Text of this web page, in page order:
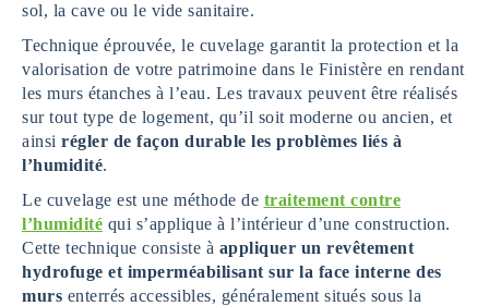
sol, la cave ou le vide sanitaire.
Technique éprouvée, le cuvelage garantit la protection et la
valorisation de votre patrimoine dans le Finistère en rendant
les murs étanches à l’eau. Les travaux peuvent être réalisés
sur tout type de logement, qu’il soit moderne ou ancien, et
ainsi régler de façon durable les problèmes liés à
l’humidité.
Le cuvelage est une méthode de traitement contre
l’humidité qui s’applique à l’intérieur d’une construction.
Cette technique consiste à appliquer un revêtement
hydrofuge et imperméabilisant sur la face interne des
murs enterrés accessibles, généralement situés sous la